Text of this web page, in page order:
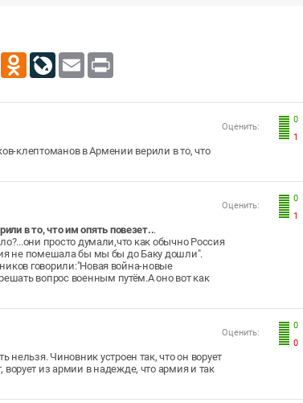
X Odnoklassniki
LiveJournal
Email
0
1
Оценить:
клептоманов в Армении верили в то, что
0
1
Оценить:
в то, что им опять повезет...
просто думали,что как обычно Россия
не помешала бы мы бы до Баку дошли".
говорили:"Новая война-новые
вопрос военным путём.А оно вот как
0
0
Оценить:
нельзя. Чиновник устроен так, что он ворует
из армии в надежде, что армия и так